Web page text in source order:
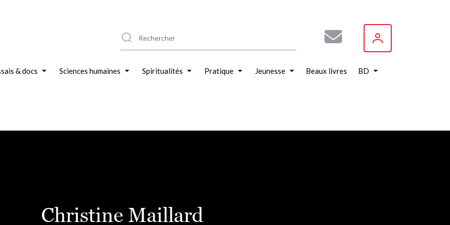
& docs Sciences humaines Spiritualités Pratique Jeunesse Beaux livres BD
Christine Maillard